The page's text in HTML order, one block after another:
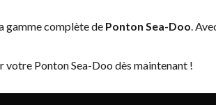
gamme complète de Ponton Sea-Doo.
votre Ponton Sea-Doo dès maintenant !